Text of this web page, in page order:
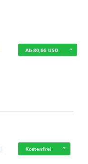
Ab 80,66 USD
Kostenfrei